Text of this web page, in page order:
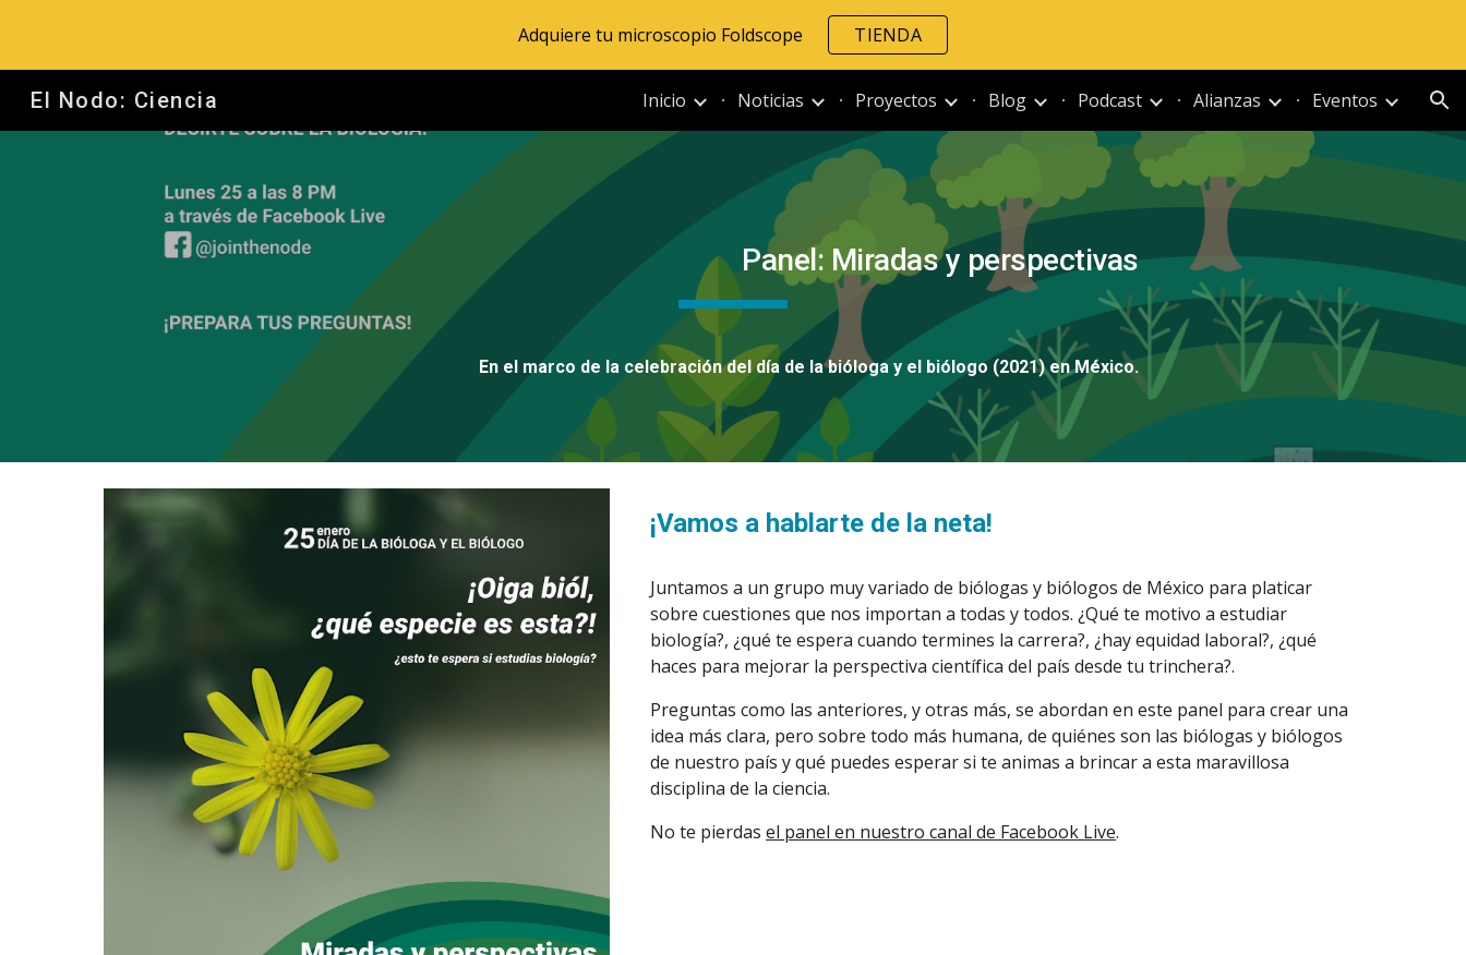
Skip to main content Skip to navigation
Adquiere tu microscopio Foldscope TIENDA
El Nodo: Ciencia Inicio Noticias Proyectos Blog Podcast Alianzas Eventos
Panel: Miradas y perspectivas
En el marco de la celebración del día de la bióloga y el biólogo (2021) en México.
¡Vamos a hablarte de la neta!
Juntamos a un grupo muy variado de biólogas y biólogos de México para platicar
sobre cuestiones que nos importan a todas y todos. ¿Qué te motivo a estudiar
biología?, ¿qué te espera cuando termines la carrera?, ¿hay equidad laboral?, ¿qué
haces para mejorar la perspectiva científica del país desde tu trinchera?.
Preguntas como las anteriores, y otras más, se abordan en este panel para crear una
idea más clara, pero sobre todo más humana, de quiénes son las biólogas y biólogos
de nuestro país y qué puedes esperar si te animas a brincar a esta maravillosa
disciplina de la ciencia.
No te pierdas el panel en nuestro canal de Facebook Live.